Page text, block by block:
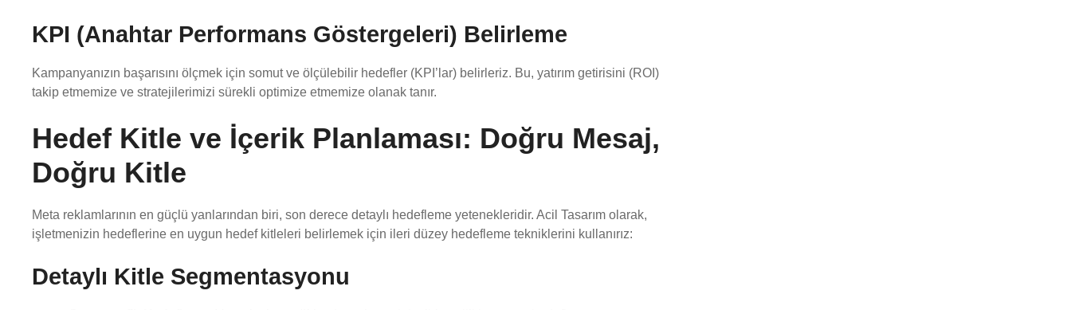
KPI (Anahtar Performans Göstergeleri) Belirleme
Kampanyanızın başarısını ölçmek için somut ve ölçülebilir hedefler (KPI’lar) belirleriz. Bu, yatırım getirisini (ROI)
takip etmemize ve stratejilerimizi sürekli optimize etmemize olanak tanır.
Hedef Kitle ve İçerik Planlaması: Doğru Mesaj,
Doğru Kitle
Meta reklamlarının en güçlü yanlarından biri, son derece detaylı hedefleme yetenekleridir. Acil Tasarım olarak,
işletmenizin hedeflerine en uygun hedef kitleleri belirlemek için ileri düzey hedefleme tekniklerini kullanırız:
Detaylı Kitle Segmentasyonu